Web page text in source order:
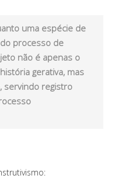
uma espécie de
processo de
não é apenas o
gerativa, mas
servindo registro